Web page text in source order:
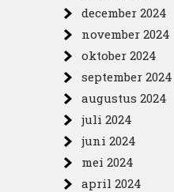
december 2024
november 2024
oktober 2024
september 2024
augustus 2024
juli 2024
juni 2024
mei 2024
april 2024